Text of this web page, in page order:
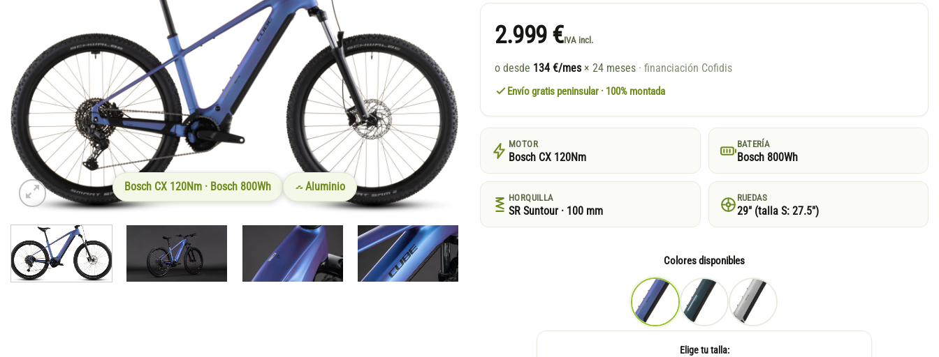
Bosch CX 120Nm · Bosch 800Wh Aluminio
2.999 €IVA incl.
o desde 134 €/mes × 24 meses · financiación Cofidis
Envío gratis peninsular · 100% montada
MOTOR
Bosch CX 120Nm
BATERÍA
Bosch 800Wh
HORQUILLA
SR Suntour · 100 mm
RUEDAS
29″ (talla S: 27.5″)
Colores disponibles
Elige tu talla: